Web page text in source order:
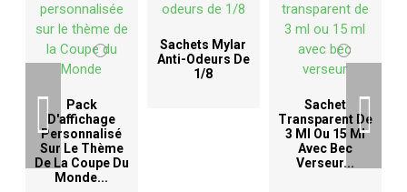
Pack
D'affichage
Personnalisé
Sur Le Thème
De La Coupe Du
Monde...
Sachets Mylar
Anti-Odeurs De
1/8
Sachet
Transparent De
3 Ml Ou 15 Ml
Avec Bec
Verseur...